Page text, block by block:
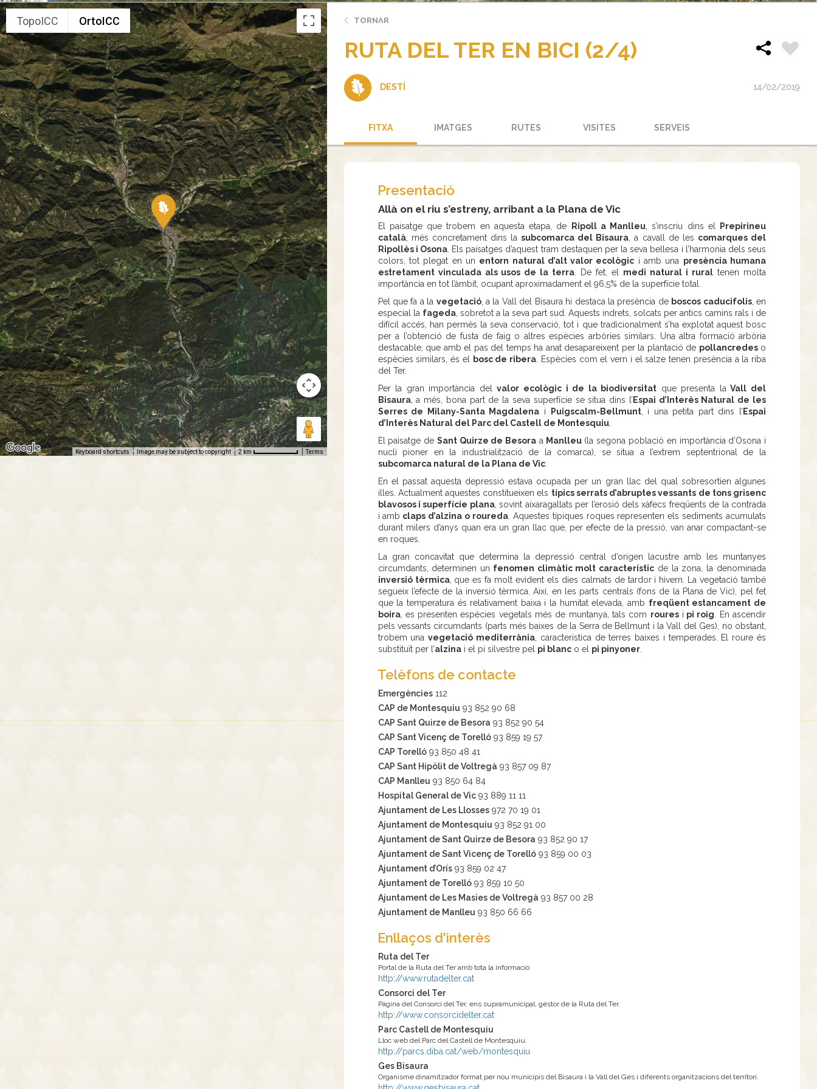
TopoICC OrtoICC
Keyboard shortcuts Image may be subject to copyright 2 km Terms
TORNAR
RUTA DEL TER EN BICI (2/4)
DESTÍ 14/02/2019
FITXA IMATGES RUTES VISITES SERVEIS
Presentació
Allà on el riu s’estreny, arribant a la Plana de Vic
El paisatge que trobem en aquesta etapa, de Ripoll a Manlleu, s’inscriu dins el
Prepirineu
català, més concretament dins lasubcomarca del Bisaura, a cavall de les comarques del
Ripollès i Osona. Els paisatges d’aquest tram destaquen per la seva bellesa i l’harmonia dels seus
colors, tot plegat en un entorn natural d’alt valor ecològic i amb una presència humana
estretament vinculada als usos de la terra. De fet, el medi natural i rural tenen molta
importància en tot l’àmbit, ocupant aproximadament el 96,5% de la superfície total.
Pel que fa a la vegetació, a la Vall del Bisaura hi destaca la presència de boscos caducifolis, en
especial la fageda, sobretot a la seva part sud. Aquests indrets, solcats per antics camins rals i de
difícil accés, han permès la seva conservació, tot i que tradicionalment s’ha explotat aquest bosc
per a l’obtenció de fusta de faig o altres espècies arbòries similars. Una altra formació arbòria
destacable, que amb el pas del temps ha anat desapareixent per la plantació de pollancredeso
espècies similars, és el bosc de ribera. Espècies com el vern i el salze tenen presència a la riba
del Ter.
Per la gran importància delvalor ecològic i de la biodiversitat que presenta laVall del
Bisaura, a més, bona part de la seva superfície se situa dins l’ Espai d’Interès Natural de les
Serres de Milany-Santa Magdalena i Puigscalm-Bellmunt, i una petita part dins l’ Espai
d’Interès Natural del Parc del Castell de Montesquiu.
El paisatge de Sant Quirze de Besora aManlleu(la segona població en importància d’Osona i
nucli pioner en la industrialització de la comarca), se situa a l’extrem septentrional de la
subcomarca natural de la Plana de Vic.
En el passat aquesta depressió estava ocupada per un gran llac del qual sobresortien algunes
illes. Actualment aquestes constitueixen els típics serrats d’abruptes vessants de tons grisenc
blavosos i superfície plana, sovint aixaragallats per l’erosió dels xàfecs freqüents de la contrada
i amb claps d’alzina o roureda. Aquestes típiques roques representen els sediments acumulats
durant milers d’anys quan era un gran llac que, per efecte de la pressió, van anar compactant-se
en roques.
La gran concavitat que determina la depressió central d’origen lacustre amb les muntanyes
circumdants, determinen un fenomen climàtic molt característic de la zona, la denominada
inversió tèrmica, que es fa molt evident els dies calmats de tardor i hivern. La vegetació també
segueix l’efecte de la inversió tèrmica. Així, en les parts centrals (fons de la Plana de Vic), pel fet
que la temperatura és relativament baixa i la humitat elevada, amb freqüent estancament de
boira, es presenten espècies vegetals més de muntanya, tals com rouresi pi roig. En ascendir
pels vessants circumdants (parts més baixes de la Serra de Bellmunt i la Vall del Ges), no obstant,
trobem unavegetació mediterrània, característica de terres baixes i temperades. El roure és
substituït per l’alzinai el pi silvestre pel pi blanco el pi pinyoner.
Telèfons de contacte
Emergències 112
CAP de Montesquiu 93 852 90 68
CAP Sant Quirze de Besora 93 852 90 54
CAP Sant Vicenç de Torelló 93 859 19 57
CAP Torelló 93 850 48 41
CAP Sant Hipòlit de Voltregà 93 857 09 87
CAP Manlleu 93 850 64 84
Hospital General de Vic 93 889 11 11
Ajuntament de Les Llosses 972 70 19 01
Ajuntament de Montesquiu 93 852 91 00
Ajuntament de Sant Quirze de Besora 93 852 90 17
Ajuntament de Sant Vicenç de Torelló 93 859 00 03
Ajuntament d’Orís 93 859 02 47
Ajuntament de Torelló 93 859 10 50
Ajuntament de Les Masies de Voltregà 93 857 00 28
Ajuntament de Manlleu 93 850 66 66
Enllaços d'interès
Ruta del Ter
Portal de la Ruta del Ter amb tota la informació
http://www.rutadelter.cat
Consorci del Ter
Pàgina del Consorci del Ter, ens supramunicipal, gestor de la Ruta del Ter.
http://www.consorcidelter.cat
Parc Castell de Montesquiu
Lloc web del Parc del Castell de Montesquiu.
http://parcs.diba.cat/web/montesquiu
Ges Bisaura
Organisme dinamitzador format per nou municipis del Bisaura i la Vall del Ges i diferents organitzacions del territori.